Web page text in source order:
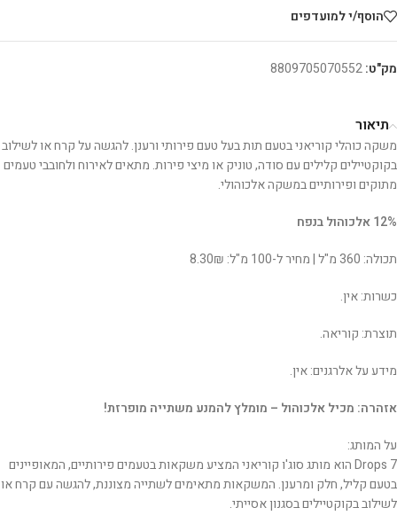
הוסף/י למועדפים
מק"ט:8809705070552
תיאור
משקה כוהלי קוריאני בטעם תות בעל טעם פירותי ורענן. להגשה על קרח או לשילוב
בקוקטיילים קלילים עם סודה, טוניק או מיצי פירות. מתאים לאירוח ולחובבי טעמים
מתוקים ופירותיים במשקה אלכוהולי.
12% אלכוהול בנפח
תכולה: 360 מ"ל | מחיר ל-100 מ"ל: 8.30₪
כשרות: אין.
תוצרת: קוריאה.
מידע על אלרגנים: אין.
אזהרה: מכיל אלכוהול – מומלץ להמנע משתייה מופרזת!
על המותג:
7 Drops הוא מותג סוג'ו קוריאני המציע משקאות בטעמים פירותיים, המאופיינים
בטעם קליל, חלק ומרענן. המשקאות מתאימים לשתייה מצוננת, להגשה עם קרח או
לשילוב בקוקטיילים בסגנון אסייתי.